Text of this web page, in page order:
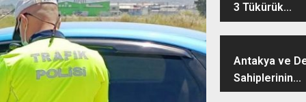
3 Tükürük...
Antakya ve
Sahiplerinin...